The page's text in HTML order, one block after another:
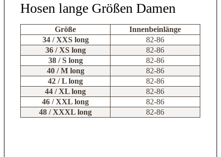
Hosen lange Größen Damen
Größe
Innenbeinlänge
34 / XXS long
82-86
36 / XS long
82-86
38 / S long
82-86
40 / M long
82-86
42 / L long
82-86
44 / XL long
82-86
46 / XXL long
82-86
48 / XXXL long
82-86